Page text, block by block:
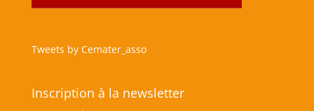
Tweets by Cemater_asso
Inscription à la newsletter